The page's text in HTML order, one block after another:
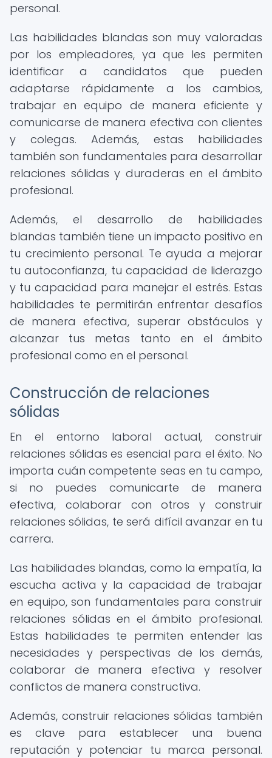
personal.
Las habilidades blandas son muy valoradas
por los empleadores, ya que les permiten
identificar a candidatos que pueden
adaptarse rápidamente a los cambios,
trabajar en equipo de manera eficiente y
comunicarse de manera efectiva con clientes
y colegas. Además, estas habilidades
también son fundamentales para desarrollar
relaciones sólidas y duraderas en el ámbito
profesional.
Además, el desarrollo de habilidades
blandas también tiene un impacto positivo en
tu crecimiento personal. Te ayuda a mejorar
tu autoconfianza, tu capacidad de liderazgo
y tu capacidad para manejar el estrés. Estas
habilidades te permitirán enfrentar desafíos
de manera efectiva, superar obstáculos y
alcanzar tus metas tanto en el ámbito
profesional como en el personal.
Construcción de relaciones
sólidas
En el entorno laboral actual, construir
relaciones sólidas es esencial para el éxito. No
importa cuán competente seas en tu campo,
si no puedes comunicarte de manera
efectiva, colaborar con otros y construir
relaciones sólidas, te será difícil avanzar en tu
carrera.
Las habilidades blandas, como la empatía, la
escucha activa y la capacidad de trabajar
en equipo, son fundamentales para construir
relaciones sólidas en el ámbito profesional.
Estas habilidades te permiten entender las
necesidades y perspectivas de los demás,
colaborar de manera efectiva y resolver
conflictos de manera constructiva.
Además, construir relaciones sólidas también
es clave para establecer una buena
reputación y potenciar tu marca personal.